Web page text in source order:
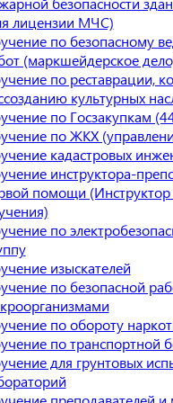
лицензии МЧС)
по безопасному
(маркшейдерское
по реставрации,
культурных
по Госзакупкам
по ЖКХ
кадастровых
инструктора-
помощи (Инструктор
по
изыскателей
по безопасной
по обороту
по транспортной
для грунтовых